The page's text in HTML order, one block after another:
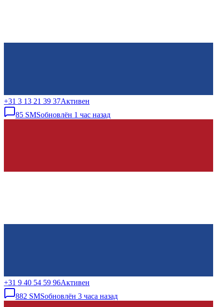
+31 3 13 21 39 37Активен
85 SMSобновлён 1 час назад
+31 9 40 54 59 96Активен
882 SMSобновлён 3 часа назад